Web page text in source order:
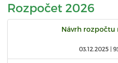
Rozpočet 2026
Návrh rozpočtu
03.12.2025 |